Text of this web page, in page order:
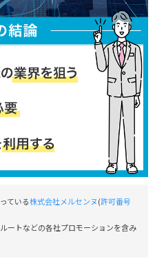
ている株式会社メルセンヌ(許可番号
ートなどの各社プロモーションを含み